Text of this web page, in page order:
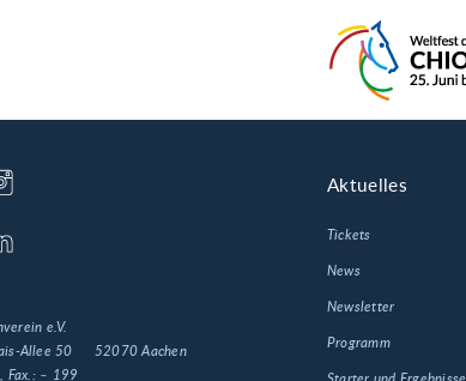
Aktuelles
Tickets
News
Newsletter
Programm
e.V.
Allee 50
52070 Aachen
, Fax.: – 199